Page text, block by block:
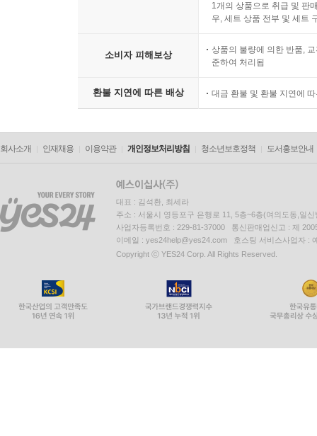
1개의 상품으로 취급 및 판
우, 세트 상품 전부 및 세트
소비자 피해보상
상품의 불량에 의한 반품,
준하여 처리됨
환불 지연에 따른 배상 대금 환불 및 환불 지연에
회사소개 인재채용 이용약관 개인정보처리방침 청소년보호정책 도서홍보안내
대표 : 김석환, 최세라
주소 : 서울시 영등포구 은행로 11, 5층~6층(여의도동,일신
사업자등록번호 : 229-81-37000 통신판매업신고 : 제
이메일 : yes24help@yes24.com 호스팅 서비스사업자 :
Copyright ⓒ YES24 Corp. All Rights Reserved.